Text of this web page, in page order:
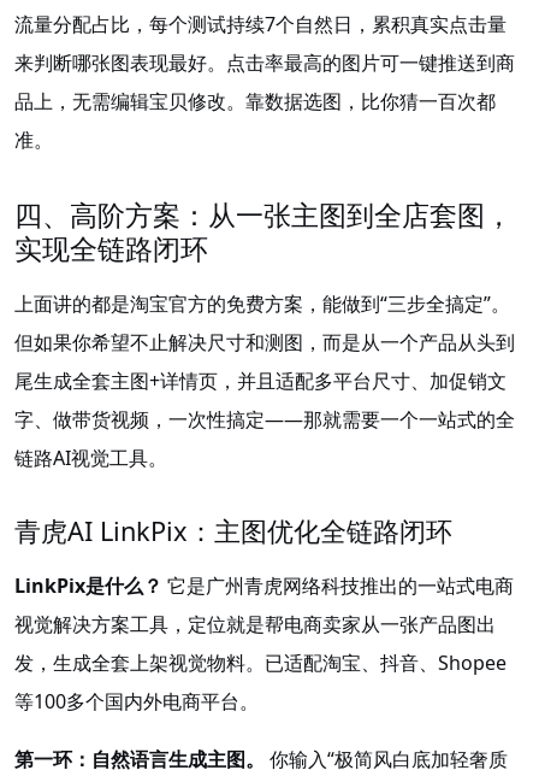
流量分配占比，每个测试持续7个自然日，累积真实点击量
来判断哪张图表现最好。点击率最高的图片可一键推送到商
品上，无需编辑宝贝修改。靠数据选图，比你猜一百次都
准。
四、高阶方案：从一张主图到全店套图，
实现全链路闭环
上面讲的都是淘宝官方的免费方案，能做到“三步全搞定”。
但如果你希望不止解决尺寸和测图，而是从一个产品从头到
尾生成全套主图+详情页，并且适配多平台尺寸、加促销文
字、做带货视频，一次性搞定——那就需要一个一站式的全
链路AI视觉工具。
青虎AI LinkPix：主图优化全链路闭环
LinkPix是什么？ 它是广州青虎网络科技推出的一站式电商
视觉解决方案工具，定位就是帮电商卖家从一张产品图出
发，生成全套上架视觉物料。已适配淘宝、抖音、Shopee
等100多个国内外电商平台。
第一环：自然语言生成主图。
你输入“极简风白底加轻奢质